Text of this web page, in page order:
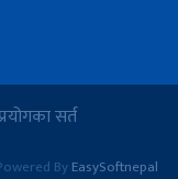
सर्त
ByEasySoftnepal